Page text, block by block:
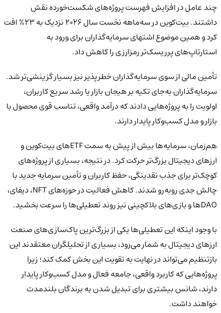
چند عامل در افزایش فهرست پروژه‌های شکست‌خورده نقش
داشتند. بیت‌کوین در سه‌ماهه نخست سال 2026 نزدیک به 23% افت
کرد و همین موضوع اشتهای سرمایه‌گذاران برای ورود به
استارتاپ‌های پرریسک‌تر رمزارزی را کاهش داد.
تأمین مالی از سوی سرمایه‌گذاران خطرپذیر نیز بسیار گزینشی‌تر شد.
سرمایه‌گذاران به‌جای تکیه بر هیجان بازار یا رشد سریع کاربران،
اولویت را به پروژه‌هایی دادند که درآمد واقعی، تناسب قوی محصول با
بازار و مدل کسب‌وکار پایدار دارند.
هم‌زمان، سرمایه‌ها بیش از پیش به سمت ETFهای بیت‌کوین و
ارزهای دیجیتال بزرگ‌تر حرکت کرد. در نتیجه، بسیاری از پروژه‌های
کوچک‌تر برای جذب نقدینگی، حفظ کاربران و تأمین سرمایه جدید با
چالش جدی روبه‌رو شدند. کاهش فعالیت در حوزه‌های NFT، دیفای،
DAOها و بازی‌های بلاکچینی نیز روند تعطیلی‌ها را سرعت بخشید.
با وجود اینکه این تعطیلی‌ها یکی از بزرگ‌ترین پاک‌سازی‌های صنعت
ارزهای دیجیتال به شمار می‌رود، بسیاری از تحلیلگران معتقدند این
بازتنظیم می‌تواند در نهایت به تقویت این بخش کمک کند؛ زیرا
پروژه‌هایی که کاربرد واقعی، جامعه فعال و مدل کسب‌وکار پایدار
دارند، شانس بیشتری برای تبدیل شدن به برندگان بلندمدت
خواهند داشت.